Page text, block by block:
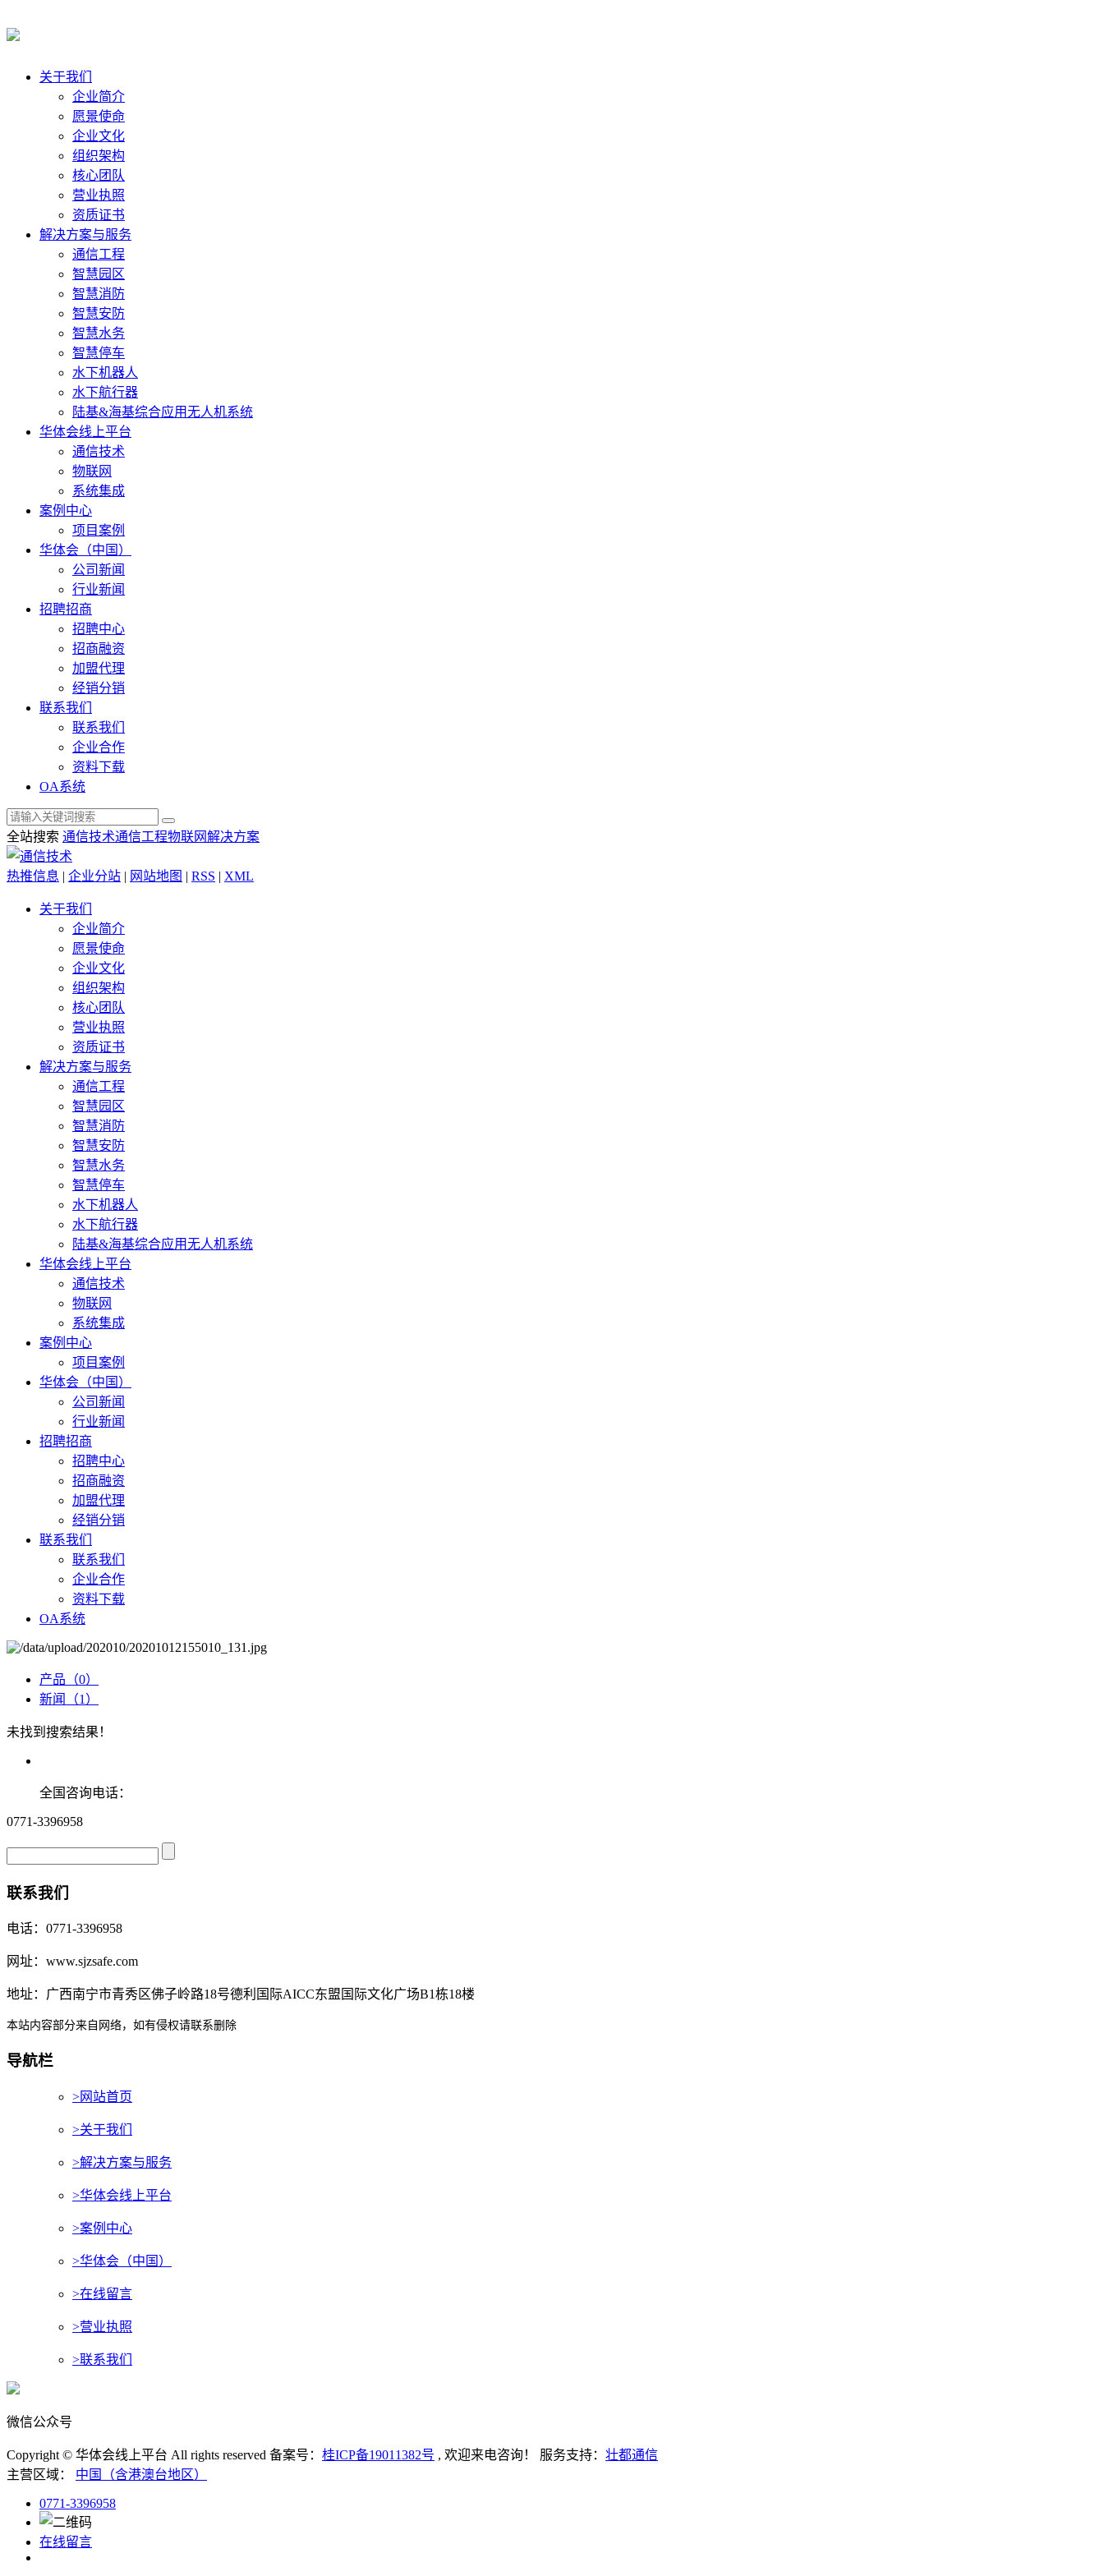
关于我们
企业简介
愿景使命
企业文化
组织架构
核心团队
营业执照
资质证书
解决方案与服务
通信工程
智慧园区
智慧消防
智慧安防
智慧水务
智慧停车
水下机器人
水下航行器
陆基&海基综合应用无人机系统
华体会线上平台
通信技术
物联网
系统集成
案例中心
项目案例
华体会（中国）
公司新闻
行业新闻
招聘招商
招聘中心
招商融资
加盟代理
经销分销
联系我们
联系我们
企业合作
资料下载
OA系统
全站搜索 通信技术通信工程物联网解决方案
热推信息 | 企业分站 | 网站地图 | RSS | XML
关于我们
企业简介
愿景使命
企业文化
组织架构
核心团队
营业执照
资质证书
解决方案与服务
通信工程
智慧园区
智慧消防
智慧安防
智慧水务
智慧停车
水下机器人
水下航行器
陆基&海基综合应用无人机系统
华体会线上平台
通信技术
物联网
系统集成
案例中心
项目案例
华体会（中国）
公司新闻
行业新闻
招聘招商
招聘中心
招商融资
加盟代理
经销分销
联系我们
联系我们
企业合作
资料下载
OA系统
产品（0）
新闻（1）
未找到搜索结果！
全国咨询电话：
0771-3396958
联系我们
电话：0771-3396958
网址：www.sjzsafe.com
地址：广西南宁市青秀区佛子岭路18号德利国际AICC东盟国际文化广场B1栋18楼
本站内容部分来自网络，如有侵权请联系删除
导航栏
>网站首页
>关于我们
>解决方案与服务
>华体会线上平台
>案例中心
>华体会（中国）
>在线留言
>营业执照
>联系我们
微信公众号
Copyright © 华体会线上平台 All rights reserved 备案号： 桂ICP备19011382号 , 欢迎来电咨询！ 服务支持： 壮都通信
主营区域： 中国（含港澳台地区）
0771-3396958
在线留言